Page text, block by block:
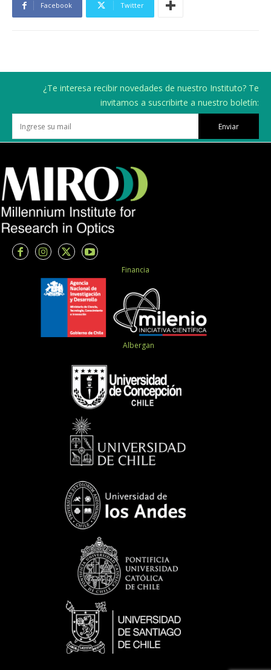
Facebook Twitter
¿Te interesa recibir novedades de nuestro Instituto? Te
invitamos a suscribirte a nuestro boletín:
Enviar
Financia
Albergan